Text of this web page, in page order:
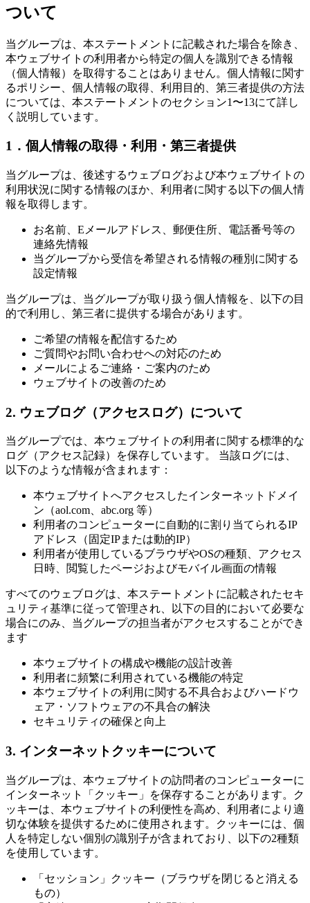
ついて
当グループは、本ステートメントに記載された場合を除き、
本ウェブサイトの利用者から特定の個人を識別できる情報
（個人情報）を取得することはありません。個人情報に関す
るポリシー、個人情報の取得、利用目的、第三者提供の方法
については、本ステートメントのセクション1〜13にて詳し
く説明しています。
1．個人情報の取得・利用・第三者提供
当グループは、後述するウェブログおよび本ウェブサイトの
利用状況に関する情報のほか、利用者に関する以下の個人情
報を取得します。
お名前、Eメールアドレス、郵便住所、電話番号等の
連絡先情報
当グループから受信を希望される情報の種別に関する
設定情報
当グループは、当グループが取り扱う個人情報を、以下の目
的で利用し、第三者に提供する場合があります。
ご希望の情報を配信するため
ご質問やお問い合わせへの対応のため
メールによるご連絡・ご案内のため
ウェブサイトの改善のため
2. ウェブログ（アクセスログ）について
当グループでは、本ウェブサイトの利用者に関する標準的な
ログ（アクセス記録）を保存しています。 当該ログには、
以下のような情報が含まれます：
本ウェブサイトへアクセスしたインターネットドメイ
ン（aol.com、abc.org 等）
利用者のコンピューターに自動的に割り当てられるIP
アドレス（固定IPまたは動的IP）
利用者が使用しているブラウザやOSの種類、アクセス
日時、閲覧したページおよびモバイル画面の情報
すべてのウェブログは、本ステートメントに記載されたセキ
ュリティ基準に従って管理され、以下の目的において必要な
場合にのみ、当グループの担当者がアクセスすることができ
ます
本ウェブサイトの構成や機能の設計改善
利用者に頻繁に利用されている機能の特定
本ウェブサイトの利用に関する不具合およびハードウ
ェア・ソフトウェアの不具合の解決
セキュリティの確保と向上
3. インターネットクッキーについて
当グループは、本ウェブサイトの訪問者のコンピューターに
インターネット「クッキー」を保存することがあります。ク
ッキーは、本ウェブサイトの利便性を高め、利用者により適
切な体験を提供するために使用されます。クッキーには、個
人を特定しない個別の識別子が含まれており、以下の2種類
を使用しています。
「セッション」クッキー（ブラウザを閉じると消える
もの）